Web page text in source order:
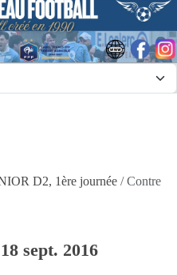
D2, 1ère journée / Contre
18 sept. 2016